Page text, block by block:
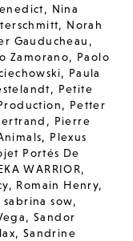
, Nina
,Norah
Gauducheau ,
Zamorano, Paolo
, Paula
, Petite
, Petter
, Pierre
, Plexus
Portés De
WARRIOR,
, Romain Henry,
sabrina sow,
,Sandor
, Sandrine